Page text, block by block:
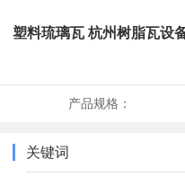
塑料琉璃瓦 杭州树脂瓦设
产品规格：
关键词